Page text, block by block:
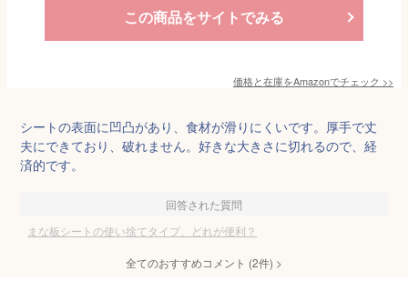
この商品をサイトでみる
価格と在庫をAmazonでチェック >>
シートの表面に凹凸があり、食材が滑りにくいです。厚手で丈
夫にできており、破れません。好きな大きさに切れるので、経
済的です。
回答された質問
まな板シートの使い捨てタイプ、どれが便利？
全てのおすすめコメント (2件) >